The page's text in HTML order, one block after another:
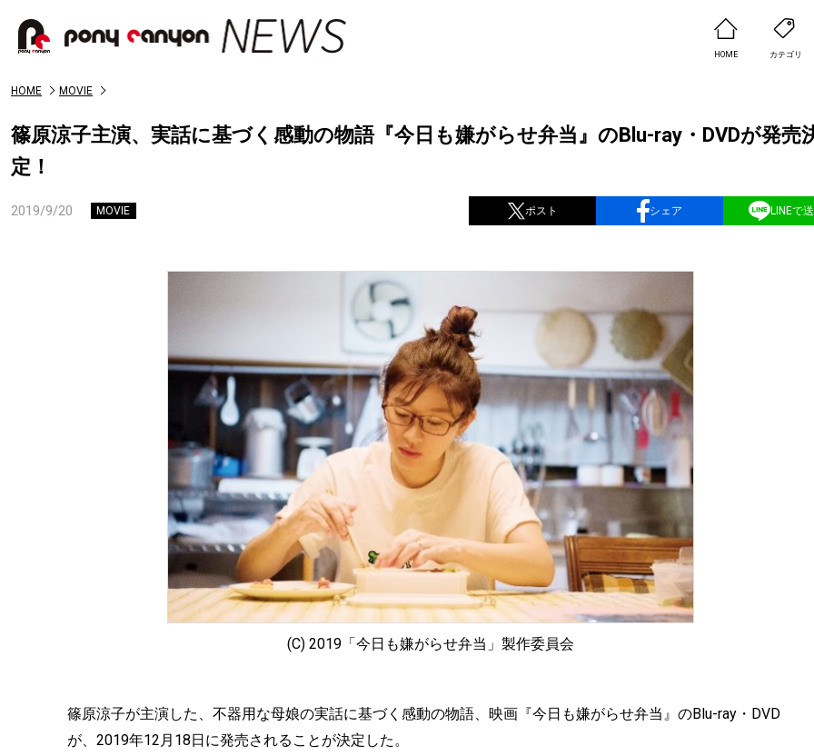
HOME カテゴリ
HOME MOVIE
篠原涼子主演、実話に基づく感動の物語『今日も嫌がらせ弁当』のBlu-ray・DVDが発売
定！
2019/9/20 MOVIE ポスト シェア LINEで
(C) 2019「今日も嫌がらせ弁当」製作委員会
篠原涼子が主演した、不器用な母娘の実話に基づく感動の物語、映画『今日も嫌がらせ弁当』のBlu-ray・DVD
が、2019年12月18日に発売されることが決定した。